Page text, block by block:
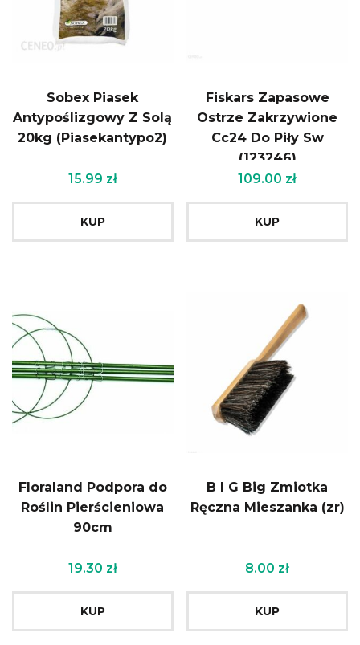
Sobex Piasek
Antypoślizgowy Z Solą
20kg (Piasekantypo2)
15.99 zł
KUP
Fiskars Zapasowe
Ostrze Zakrzywione
Cc24 Do Piły Sw
(123246)
109.00 zł
KUP
Floraland Podpora do
Roślin Pierścieniowa
90cm
19.30 zł
KUP
B I G Big Zmiotka
Ręczna Mieszanka (zr)
8.00 zł
KUP